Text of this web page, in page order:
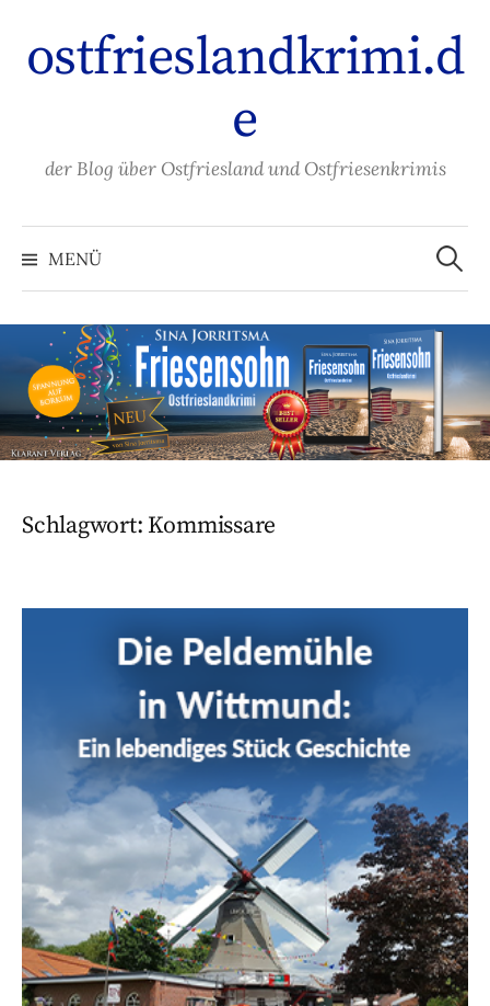
Inhalt
überspringen
ostfrieslandkrimi.d
e
der Blog über Ostfriesland und Ostfriesenkrimis
MENÜ
Suchen
nach:
Schlagwort: Kommissare